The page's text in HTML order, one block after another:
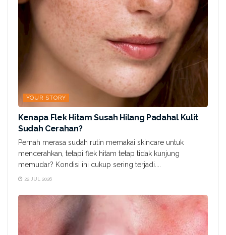
YOUR STORY
Kenapa Flek Hitam Susah Hilang Padahal Kulit
Sudah Cerahan?
Pernah merasa sudah rutin memakai skincare untuk
mencerahkan, tetapi flek hitam tetap tidak kunjung
memudar? Kondisi ini cukup sering terjadi....
22 JUL 2026